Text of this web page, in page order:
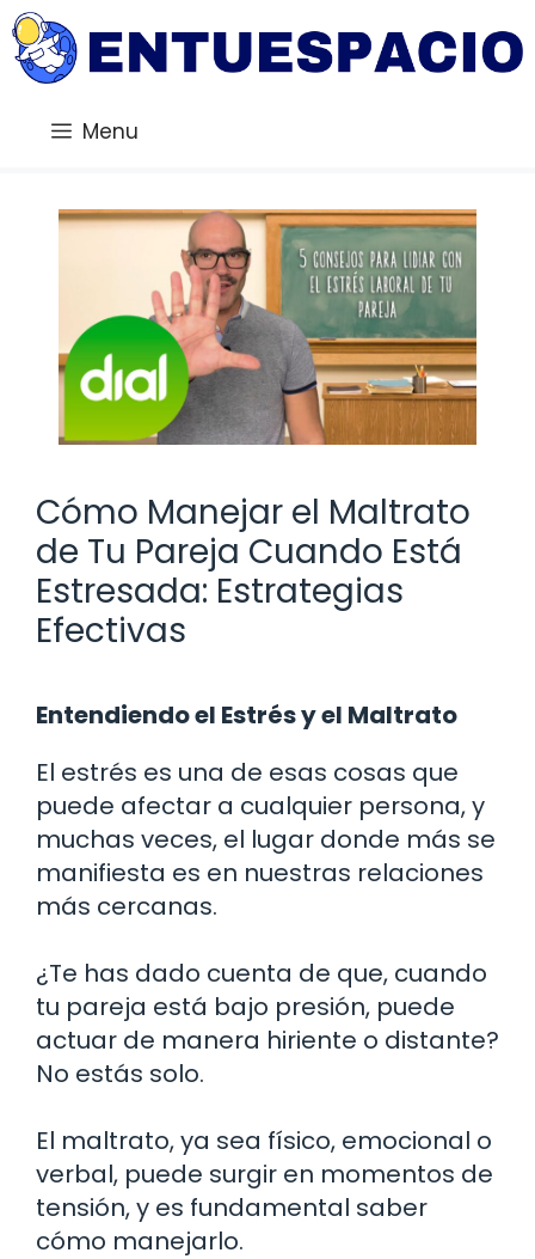
Saltar
al
contenido
Menu
Cómo Manejar el Maltrato
de Tu Pareja Cuando Está
Estresada: Estrategias
Efectivas
Entendiendo el Estrés y el Maltrato
El estrés es una de esas cosas que
puede afectar a cualquier persona, y
muchas veces, el lugar donde más se
manifiesta es en nuestras relaciones
más cercanas.
¿Te has dado cuenta de que, cuando
tu pareja está bajo presión, puede
actuar de manera hiriente o distante?
No estás solo.
El maltrato, ya sea físico, emocional o
verbal, puede surgir en momentos de
tensión, y es fundamental saber
cómo manejarlo.